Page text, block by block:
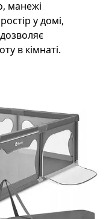
манежі
у домі,
в кімнаті.